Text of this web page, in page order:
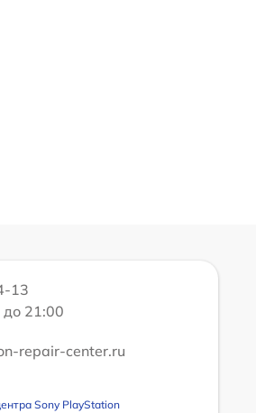
13
21:00
repair-center.ru
Sony PlayStation